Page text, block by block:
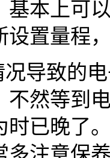
本上可
设置量程
导致的
不然等到
时已晚了